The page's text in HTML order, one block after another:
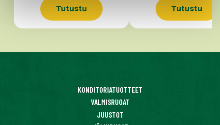
Tutustu Tutustu
KONDITORIATUOTTEET
VALMISRUOAT
JUUSTOT